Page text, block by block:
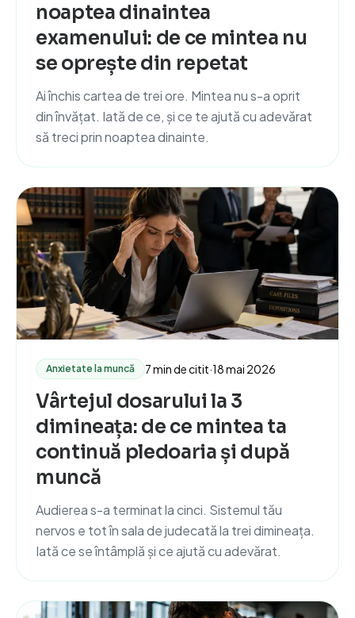
noaptea dinaintea
examenului: de ce mintea nu
se oprește din repetat
Ai închis cartea de trei ore. Mintea nu s-a oprit
din învățat. Iată de ce, și ce te ajută cu adevărat
să treci prin noaptea dinainte.
Anxietate la muncă 7 min de citit·18 mai 2026
Vârtejul dosarului la 3
dimineața: de ce mintea ta
continuă pledoaria și după
muncă
Audierea s-a terminat la cinci. Sistemul tău
nervos e tot în sala de judecată la trei dimineața.
Iată ce se întâmplă și ce ajută cu adevărat.